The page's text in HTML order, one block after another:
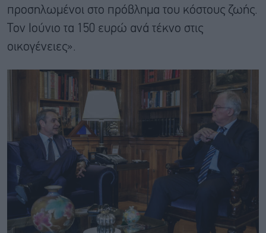
προσηλωμένοι στο πρόβλημα του κόστους ζωής.
Τον Ιούνιο τα 150 ευρώ ανά τέκνο στις
οικογένειες».